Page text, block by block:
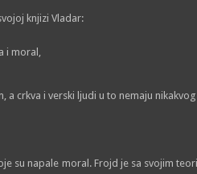
knjizi Vladar:
i moral,
a crkva i verski ljudi u to nemaju nikakvog
su napale moral. Frojd je sa svojim